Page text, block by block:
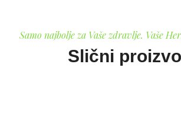
Samo najbolje za Vaše zdravlje. Vaše
Slični